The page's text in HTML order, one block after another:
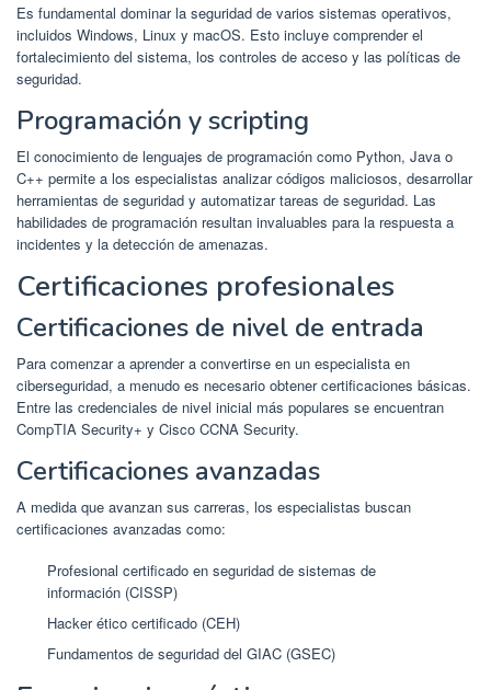
Es fundamental dominar la seguridad de varios sistemas operativos,
incluidos Windows, Linux y macOS. Esto incluye comprender el
fortalecimiento del sistema, los controles de acceso y las políticas de
seguridad.
Programación y scripting
El conocimiento de lenguajes de programación como Python, Java o
C++ permite a los especialistas analizar códigos maliciosos, desarrollar
herramientas de seguridad y automatizar tareas de seguridad. Las
habilidades de programación resultan invaluables para la respuesta a
incidentes y la detección de amenazas.
Certificaciones profesionales
Certificaciones de nivel de entrada
Para comenzar a aprender a convertirse en un especialista en
ciberseguridad, a menudo es necesario obtener certificaciones básicas.
Entre las credenciales de nivel inicial más populares se encuentran
CompTIA Security+ y Cisco CCNA Security.
Certificaciones avanzadas
A medida que avanzan sus carreras, los especialistas buscan
certificaciones avanzadas como:
Profesional certificado en seguridad de sistemas de
información (CISSP)
Hacker ético certificado (CEH)
Fundamentos de seguridad del GIAC (GSEC)